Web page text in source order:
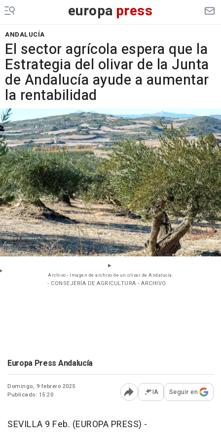
europa press
ANDALUCÍA
El sector agrícola espera que la
Estrategia del olivar de la Junta
de Andalucía ayude a aumentar
la rentabilidad
Archivo - Imagen de archivo de un olivar de Andalucía.
- CONSEJERÍA DE AGRICULTURA - ARCHIVO
Europa Press Andalucía
Domingo, 9 febrero 2025
Publicado: 15:20
Abrir opciones para
IA Seguir en
SEVILLA 9 Feb. (EUROPA PRESS) -